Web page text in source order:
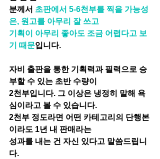
분께서 초판에서 5-6천부를 찍을 가능성
은, 원고를 아무리 잘 쓰고
기획이 아무리 좋아도 조금 어렵다고 보
기 때문입니다.
자비 출판을 통한 기획력과 필력으로 승
부할 수 있는 초반 수량이
2천부입니다. 그 이상은 냉정히 말해 욕
심이라고 볼 수 있습니다.
2천부 정도라면 어떤 카테고리의 단행본
이라도 1년 내 판매라는
성과를 내는 건 자신 있다고 말씀드립니
다.